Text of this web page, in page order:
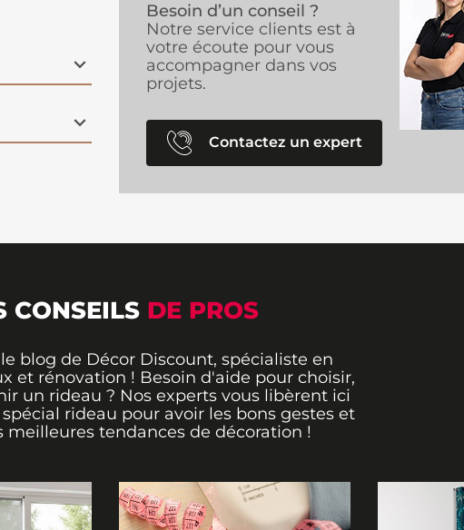
Besoin d’un conseil ?
Notre service clients est à
votre écoute pour vous
accompagner dans vos
projets.
Contactez un expert
CONSEILS DE PROS
blog de Décor Discount, spécialiste en
et rénovation ! Besoin d'aide pour choisir,
un rideau ? Nos experts vous libèrent ici
rideau pour avoir les bons gestes et
meilleures tendances de décoration !